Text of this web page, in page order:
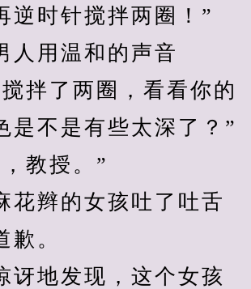
逆时针搅拌两圈！”
用温和的声音
拌了两圈，看看你的
是不是有些太深了？”
教授。”
辫的女孩吐了吐舌
歉。
地发现，这个女孩